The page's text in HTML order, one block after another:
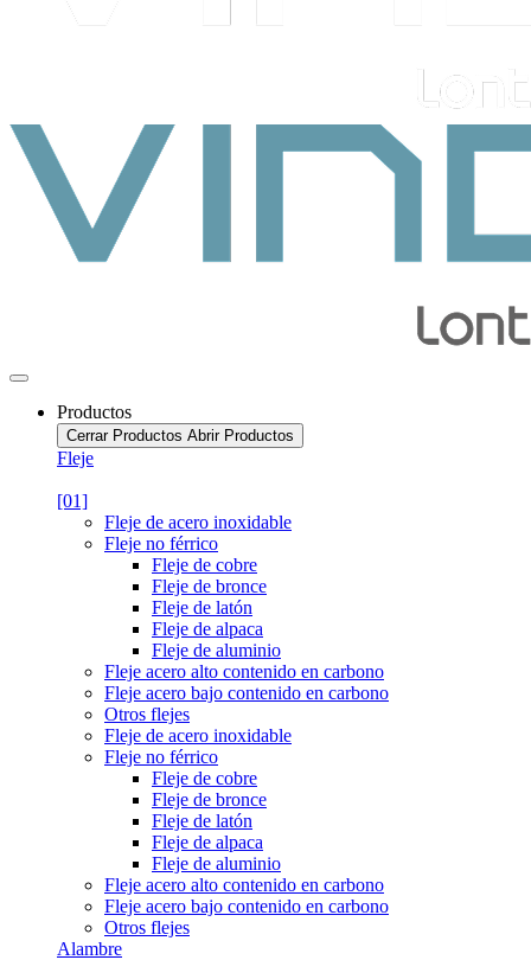
Productos
Cerrar Productos Abrir Productos
Fleje
[01]
Fleje de acero inoxidable
Fleje no férrico
Fleje de cobre
Fleje de bronce
Fleje de latón
Fleje de alpaca
Fleje de aluminio
Fleje acero alto contenido en carbono
Fleje acero bajo contenido en carbono
Otros flejes
Fleje de acero inoxidable
Fleje no férrico
Fleje de cobre
Fleje de bronce
Fleje de latón
Fleje de alpaca
Fleje de aluminio
Fleje acero alto contenido en carbono
Fleje acero bajo contenido en carbono
Otros flejes
Alambre